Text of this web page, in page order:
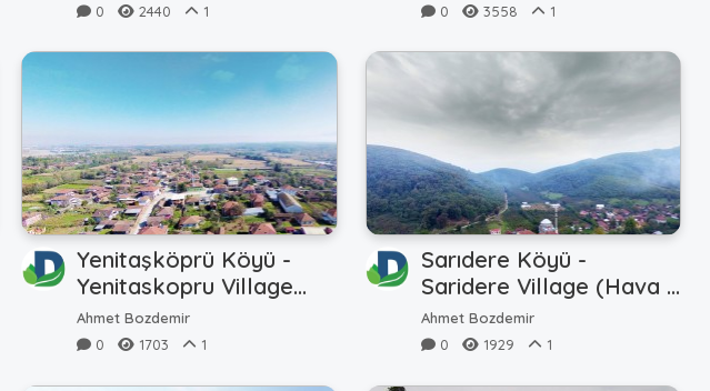
0
2440 1
0
3558 1
Yenitaşköprü Köyü -
Yenitaskopru Village
(Havadan - Air)
Ahmet Bozdemir
0
1703 1
Sarıdere Köyü -
Saridere Village (Hava -
Air)
Ahmet Bozdemir
0
1929 1